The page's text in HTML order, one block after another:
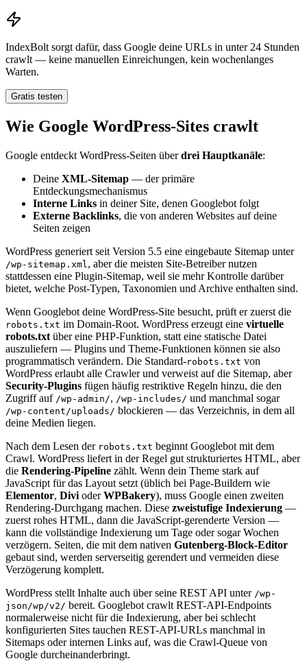
IndexBolt sorgt dafür, dass Google deine URLs in unter 24 Stunden
crawlt — keine manuellen Einreichungen, kein wochenlanges
Warten.
Gratis testen
Wie Google WordPress-Sites crawlt
Google entdeckt WordPress-Seiten überdrei Hauptkanäle:
Deine XML-Sitemap — der primäre
Entdeckungsmechanismus
Interne Links in deiner Site, denen Googlebot folgt
Externe Backlinks, die von anderen Websites auf deine
Seiten zeigen
WordPress generiert seit Version 5.5 eine eingebaute Sitemap unter
/wp-sitemap.xml , aber die meisten Site-Betreiber nutzen
stattdessen eine Plugin-Sitemap, weil sie mehr Kontrolle darüber
bietet, welche Post-Typen, Taxonomien und Archive enthalten sind.
Wenn Googlebot deine WordPress-Site besucht, prüft er zuerst die
robots.txt im Domain-Root. WordPress erzeugt eine virtuelle
robots.txt über eine PHP-Funktion, statt eine statische Datei
auszuliefern — Plugins und Theme-Funktionen können sie also
programmatisch verändern. Die Standard-robots.txt von
WordPress erlaubt alle Crawler und verweist auf die Sitemap, aber
Security-Plugins fügen häufig restriktive Regeln hinzu, die den
Zugriff auf /wp-admin/, /wp-includes/ und manchmal sogar
/wp-content/uploads/ blockieren — das Verzeichnis, in dem all
deine Medien liegen.
Nach dem Lesen der robots.txt beginnt Googlebot mit dem
Crawl. WordPress liefert in der Regel gut strukturiertes HTML, aber
die Rendering-Pipeline zählt. Wenn dein Theme stark auf
JavaScript für das Layout setzt (üblich bei Page-Buildern wie
Elementor, Divi oderWPBakery), muss Google einen zweiten
Rendering-Durchgang machen. Diese zweistufige Indexierung —
zuerst rohes HTML, dann die JavaScript-gerenderte Version —
kann die vollständige Indexierung um Tage oder sogar Wochen
verzögern. Seiten, die mit dem nativen Gutenberg-Block-Editor
gebaut sind, werden serverseitig gerendert und vermeiden diese
Verzögerung komplett.
WordPress stellt Inhalte auch über seine REST API unter /wp-
json/wp/v2/ bereit. Googlebot crawlt REST-API-Endpoints
normalerweise nicht für die Indexierung, aber bei schlecht
konfigurierten Sites tauchen REST-API-URLs manchmal in
Sitemaps oder internen Links auf, was die Crawl-Queue von
Google durcheinanderbringt.